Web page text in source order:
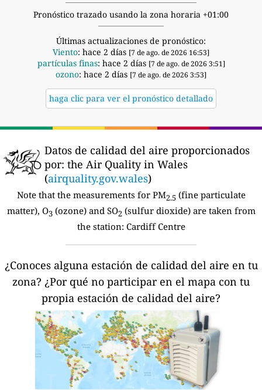
Pronóstico trazado usando la zona horaria +01:00
Últimas actualizaciones de pronóstico:
Viento: hace 2 días [7 de ago. de 2026 16:53]
partículas finas: hace 2 días [7 de ago. de 2026 3:51]
ozono: hace 2 días [7 de ago. de 2026 3:53]
haga clic para ver el pronóstico detallado
Datos de calidad del aire proporcionados
por: the Air Quality in Wales
(airquality.gov.wales)
Note that the measurements for PM2.5 (fine particulate
matter), O3(ozone) and SO2 (sulfur dioxide) are taken from
the station: Cardiff Centre
¿Conoces alguna estación de calidad del aire en tu
zona? ¿Por qué no participar en el mapa con tu
propia estación de calidad del aire?